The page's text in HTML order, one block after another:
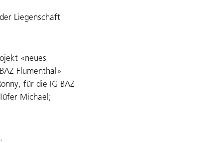
Liegenschaft
«neues
Flumenthal»
für die IG BAZ
Michael;